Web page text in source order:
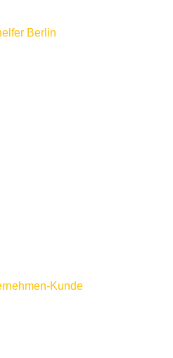
Berlin
Kunde